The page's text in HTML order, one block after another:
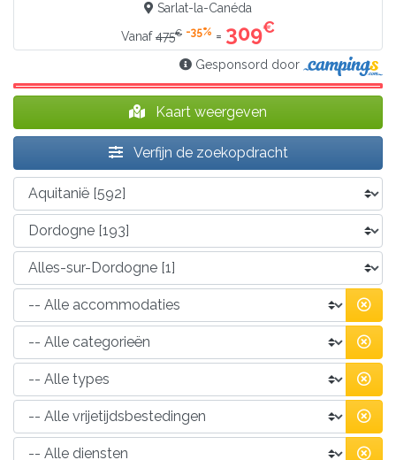
Sarlat-la-Canéda
Vanaf475€ -35% = 309€
Gesponsord door
Kaart weergeven
Verfijn de zoekopdracht